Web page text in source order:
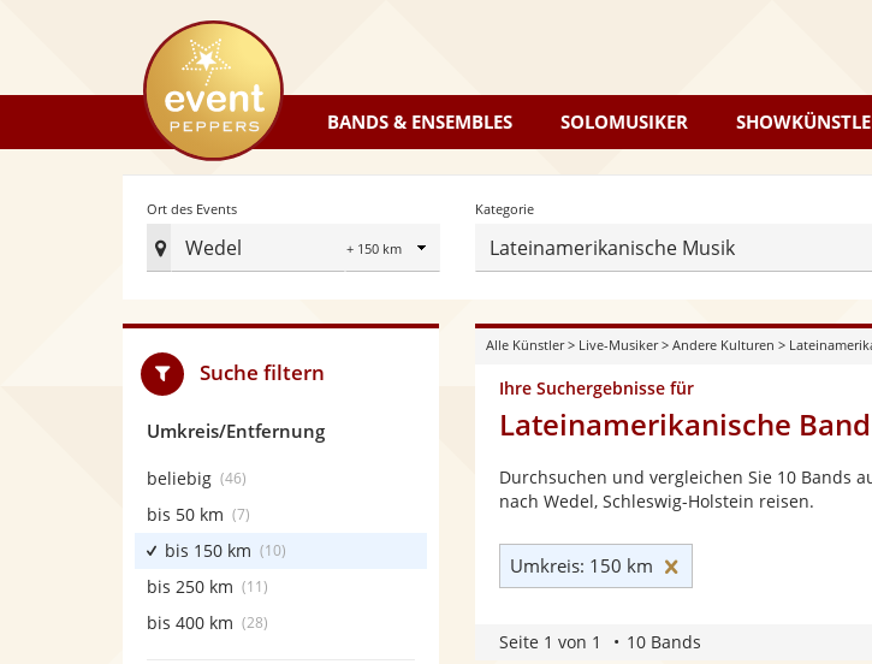
eventpeppers
BANDS & ENSEMBLES SOLOMUSIKER
Ort des Events
Wedel
Radius
Ort
Events
festlegen
Kategorie
Lateinamerikanische Musik
Alle Künstler> Live-Musiker> Andere Kulturen >
Ihre Suchergebnisse für
Lateinamerikanische
Durchsuchen und vergleichen Sie 10 Bands
nach Wedel, Schleswig-Holstein reisen.
Umkreis: 150 km
Seite 1 von 1 10 Bands
Suche filtern
Umkreis/Entfernung
beliebig (46)
bis 50 km (7)
bis 150 km (10)
bis 250 km (11)
bis 400 km (28)